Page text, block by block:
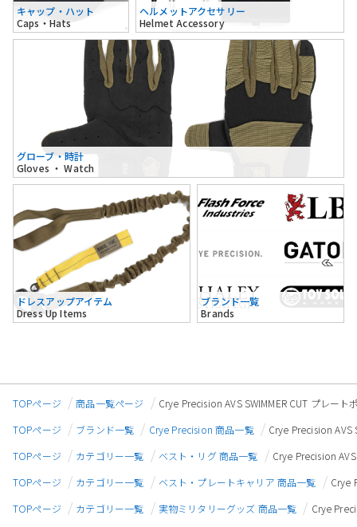
キャップ・ハット
Caps・Hats
ヘルメットアクセサリー
Helmet Accessory
グローブ・時計
Gloves ・ Watch
ドレスアップアイテム
Dress Up Items
ブランド一覧
Brands
TOPページ 商品一覧ページ
Crye Precision AVS SWIMMER CUT プレー
TOPページ
ブランド一覧 Crye Precision 商品一覧
Crye Precision AVS
TOPページ
カテゴリー一覧 ベスト・リグ 商品一覧
Crye Precision
TOPページ
カテゴリー一覧 ベスト・プレートキャリア 商品一覧
Crye
TOPページ
カテゴリー一覧 実物ミリタリーグッズ 商品一覧
Crye